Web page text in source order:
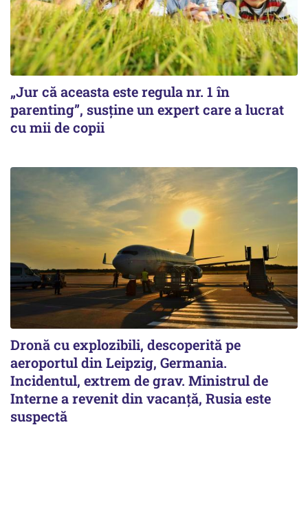
„Jur că aceasta este regula nr. 1 în
parenting”, susține un expert care a lucrat
cu mii de copii
Dronă cu explozibili, descoperită pe
aeroportul din Leipzig, Germania.
Incidentul, extrem de grav. Ministrul de
Interne a revenit din vacanță, Rusia este
suspectă